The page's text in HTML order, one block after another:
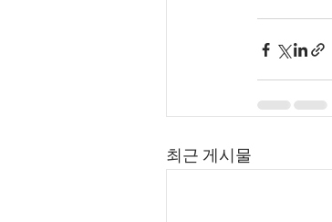
최근 게시물